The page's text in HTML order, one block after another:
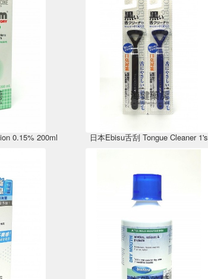
0.15% 200ml 日本Ebisu舌刮 Tongue Cleaner 1's